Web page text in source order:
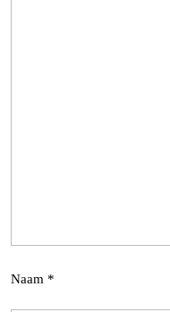
Naam *